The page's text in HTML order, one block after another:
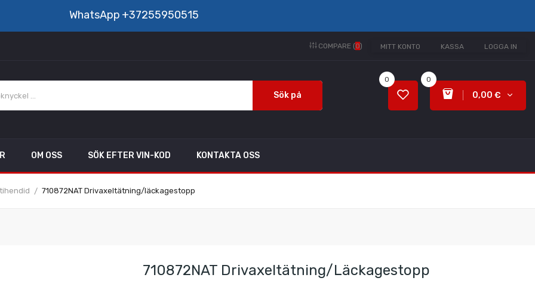
WhatsApp +37255950515
MITT KONTO KASSA LOGGA IN
COMPARE (0)
Sök på
0
0,00 €
0
OM OSS SÖK EFTER VIN-KOD KONTAKTA OSS
710872NAT Drivaxeltätning/läckagestopp
710872NAT Drivaxeltätning/läckagestopp